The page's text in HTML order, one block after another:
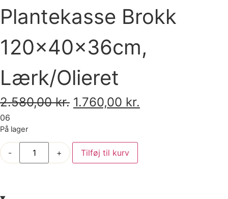
Plantekasse Brokk
120x40x36cm,
Lærk/Olieret
2.580,00kr. 1.760,00 kr.
06
På lager
- + Tilføj til kurv